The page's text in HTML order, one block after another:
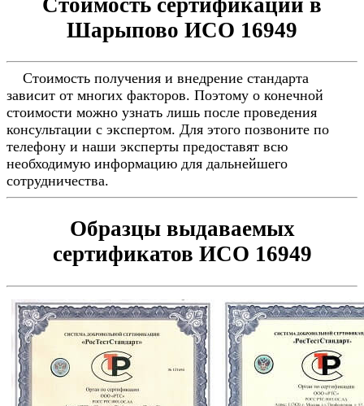
Шарыпово ИСО 16949
Стоимость получения и внедрение стандарта
зависит от многих факторов. Поэтому о конечной
стоимости можно узнать лишь после проведения
консультации с экспертом. Для этого позвоните по
телефону и наши эксперты предоставят всю
необходимую информацию для дальнейшего
сотрудничества.
Образцы выдаваемых
сертификатов ИСО 16949